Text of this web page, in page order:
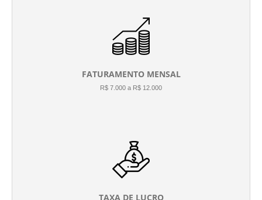
FATURAMENTO MENSAL
R$ 7.000 a R$ 12.000
TAXA DE LUCRO